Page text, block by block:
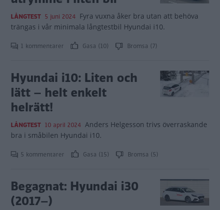
LÅNGTEST 5 juni 2024 Fyra vuxna åker bra utan att behöva
trängas i vår minimala långtestbil Hyundai i10.
1 kommentarer Gasa (10) Bromsa (7)
Hyundai i10: Liten och
lätt – helt enkelt
helrätt!
LÅNGTEST 10 april 2024 Anders Helgesson trivs överraskande
bra i småbilen Hyundai i10.
5 kommentarer Gasa (15) Bromsa (5)
Begagnat: Hyundai i30
(2017–)